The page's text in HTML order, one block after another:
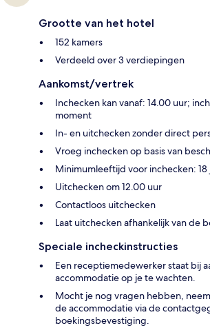
Grootte van het hotel
152 kamers
Verdeeld over 3 verdiepingen
Aankomst/vertrek
Inchecken kan vanaf: 14.00 uur;
moment
In- en uitchecken zonder direct
Vroeg inchecken op basis van
Minimumleeftijd voor inchecken: 18
Uitchecken om 12.00 uur
Contactloos uitchecken
Laat uitchecken afhankelijk van de
Speciale incheckinstructies
Een receptiemedewerker staat bij
accommodatie op je te wachten.
Mocht je nog vragen hebben,
de accommodatie via de
boekingsbevestiging.